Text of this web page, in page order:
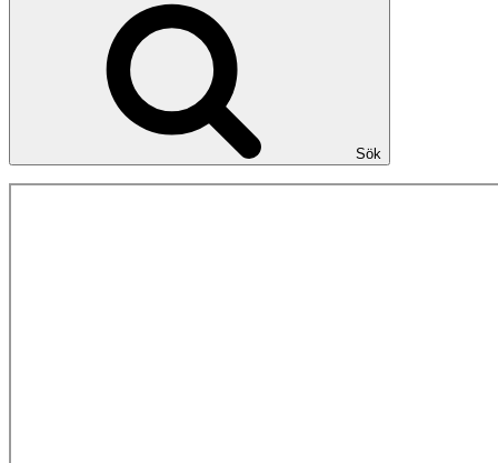
Sök